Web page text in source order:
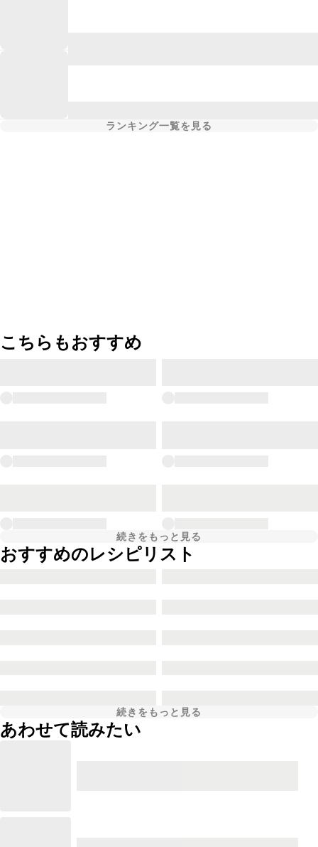
ランキング一覧を見る
こちらもおすすめ
続きをもっと見る
おすすめのレシピリスト
続きをもっと見る
あわせて読みたい